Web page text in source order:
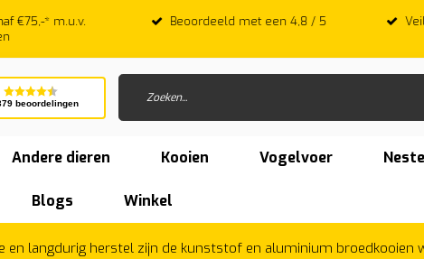
Beoordeeld met een 4,8 / 5 Veilig & Achteraf betalen
beoordelingen
Andere dieren Kooien Vogelvoer
Blogs Winkel
en langdurig herstel zijn de kunststof en aluminium broedkooien